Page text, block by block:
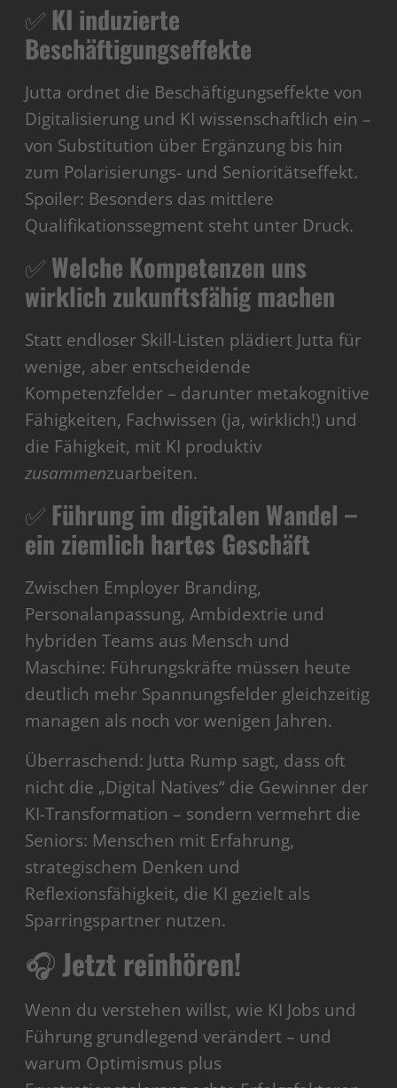
✅ KI induzierte
Beschäftigungseffekte
Jutta ordnet die Beschäftigungseffekte von
Digitalisierung und KI wissenschaftlich ein –
von Substitution über Ergänzung bis hin
zum Polarisierungs- und Senioritätseffekt.
Spoiler: Besonders das mittlere
Qualifikationssegment steht unter Druck.
✅Welche Kompetenzen uns
wirklich zukunftsfähig machen
Statt endloser Skill-Listen plädiert Jutta für
wenige, aber entscheidende
Kompetenzfelder – darunter metakognitive
Fähigkeiten, Fachwissen (ja, wirklich!) und
die Fähigkeit, mit KI produktiv
zusammenzuarbeiten.
✅ Führung im digitalen Wandel –
ein ziemlich hartes Geschäft
Zwischen Employer Branding,
Personalanpassung, Ambidextrie und
hybriden Teams aus Mensch und
Maschine: Führungskräfte müssen heute
deutlich mehr Spannungsfelder gleichzeitig
managen als noch vor wenigen Jahren.
Überraschend: Jutta Rump sagt, dass oft
nicht die „Digital Natives“ die Gewinner der
KI-Transformation – sondern vermehrt die
Seniors: Menschen mit Erfahrung,
strategischem Denken und
Reflexionsfähigkeit, die KI gezielt als
Sparringspartner nutzen.
🎧Jetzt reinhören!
Wenn du verstehen willst, wie KI Jobs und
Führung grundlegend verändert – und
warum Optimismus plus